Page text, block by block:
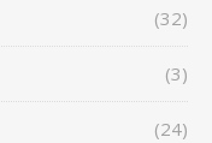
(32)
(3)
(24)